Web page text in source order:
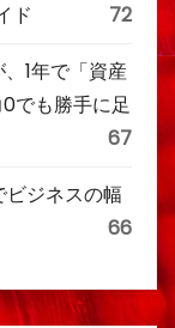
ド 72
1年で「資産
でも勝手に足
67
ジネスの幅
66